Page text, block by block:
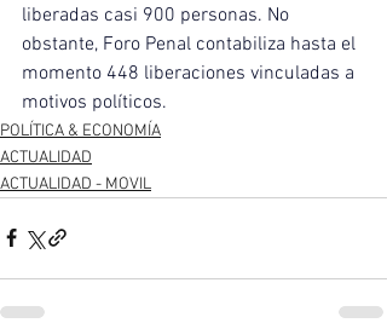
liberadas casi 900 personas. No
obstante, Foro Penal contabiliza hasta el
momento 448 liberaciones vinculadas a
motivos políticos.
POLÍTICA & ECONOMÍA
ACTUALIDAD
ACTUALIDAD - MOVIL